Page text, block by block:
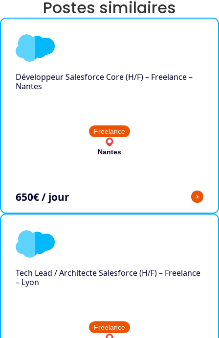
Postes similaires
Développeur Salesforce Core (H/F) – Freelance –
Nantes
Freelance
Nantes
650€ / jour >
Tech Lead / Architecte Salesforce (H/F) – Freelance
– Lyon
Freelance